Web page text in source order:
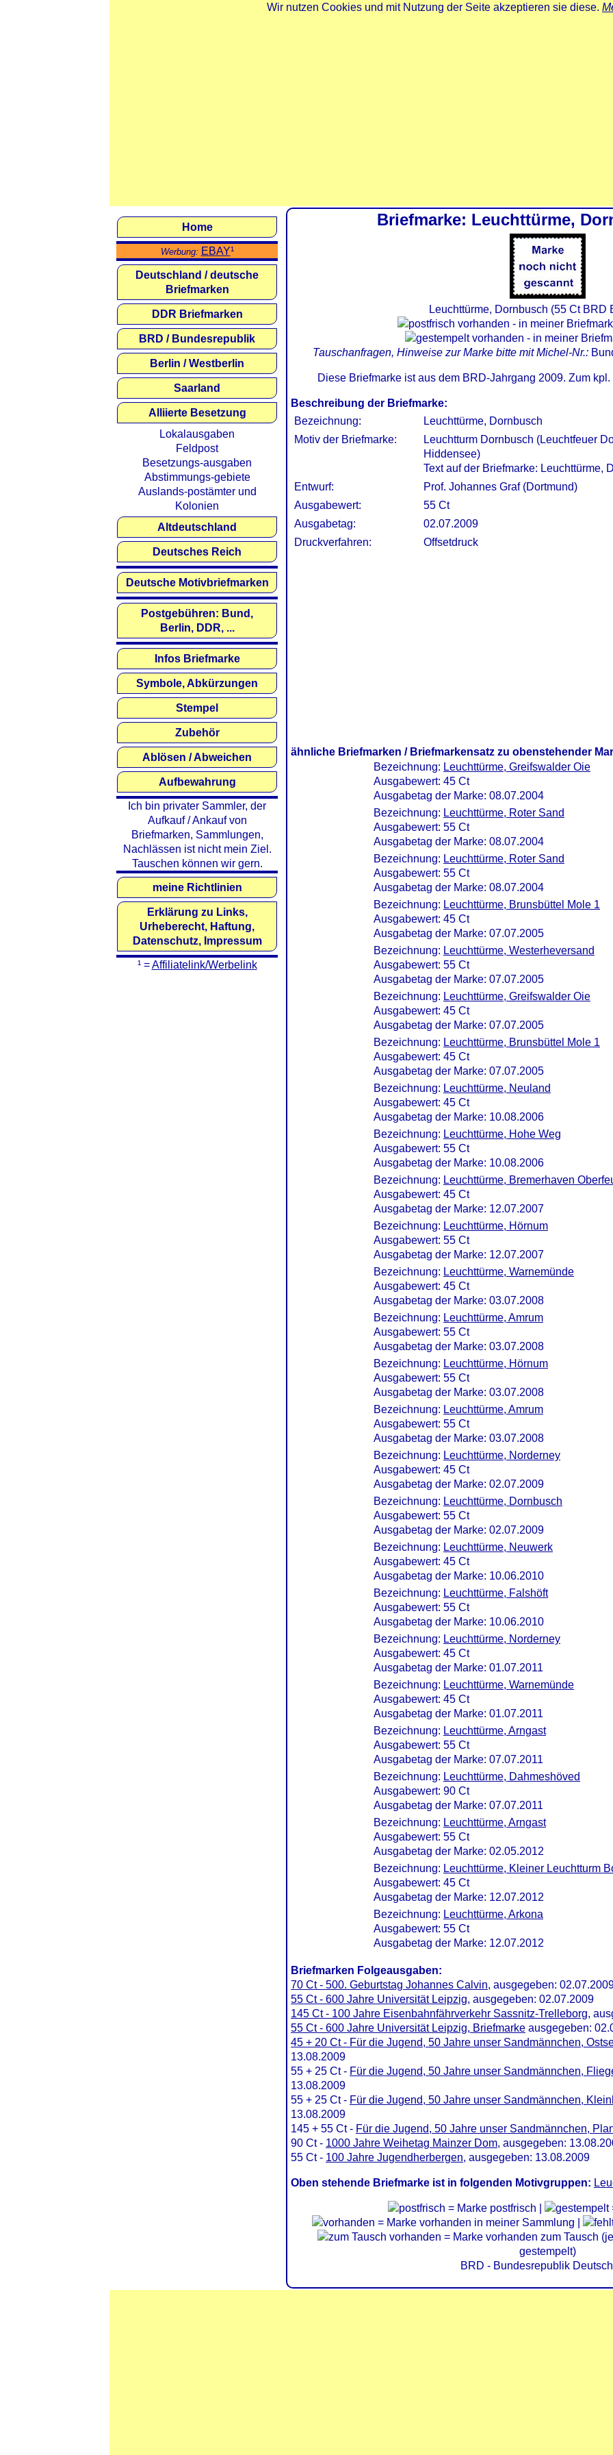
Wir nutzen Cookies und mit Nutzung der Seite akzeptieren sie diese.
Briefmarke: Leuchttürme,
Leuchttürme, Dornbusch (55 Ct BRD
Tauschanfragen, Hinweise zur Marke bitte mit Michel-Nr.:
Diese Briefmarke ist aus dem BRD-Jahrgang 2009. Zum
Beschreibung der Briefmarke:
Bezeichnung:
Leuchttürme, Dornbusch
Motiv der Briefmarke:
Leuchtturm Dornbusch (Leuchtfeuer
Hiddensee)
Text auf der Briefmarke: Leuchttürme,
Entwurf:
Prof. Johannes Graf (Dortmund)
Ausgabewert:
55 Ct
Ausgabetag:
02.07.2009
Druckverfahren:
Offsetdruck
ähnliche Briefmarken / Briefmarkensatz zu obenstehender
Bezeichnung: Leuchttürme, Greifswalder Oie
Ausgabewert: 45 Ct
Ausgabetag der Marke: 08.07.2004
Bezeichnung: Leuchttürme, Roter Sand
Ausgabewert: 55 Ct
Ausgabetag der Marke: 08.07.2004
Bezeichnung: Leuchttürme, Roter Sand
Ausgabewert: 55 Ct
Ausgabetag der Marke: 08.07.2004
Bezeichnung: Leuchttürme, Brunsbüttel Mole 1
Ausgabewert: 45 Ct
Ausgabetag der Marke: 07.07.2005
Bezeichnung: Leuchttürme, Westerheversand
Ausgabewert: 55 Ct
Ausgabetag der Marke: 07.07.2005
Bezeichnung: Leuchttürme, Greifswalder Oie
Ausgabewert: 45 Ct
Ausgabetag der Marke: 07.07.2005
Bezeichnung: Leuchttürme, Brunsbüttel Mole 1
Ausgabewert: 45 Ct
Ausgabetag der Marke: 07.07.2005
Bezeichnung: Leuchttürme, Neuland
Ausgabewert: 45 Ct
Ausgabetag der Marke: 10.08.2006
Bezeichnung: Leuchttürme, Hohe Weg
Ausgabewert: 55 Ct
Ausgabetag der Marke: 10.08.2006
Bezeichnung: Leuchttürme, Bremerhaven
Ausgabewert: 45 Ct
Ausgabetag der Marke: 12.07.2007
Bezeichnung: Leuchttürme, Hörnum
Ausgabewert: 55 Ct
Ausgabetag der Marke: 12.07.2007
Bezeichnung: Leuchttürme, Warnemünde
Ausgabewert: 45 Ct
Ausgabetag der Marke: 03.07.2008
Bezeichnung: Leuchttürme, Amrum
Ausgabewert: 55 Ct
Ausgabetag der Marke: 03.07.2008
Bezeichnung: Leuchttürme, Hörnum
Ausgabewert: 55 Ct
Ausgabetag der Marke: 03.07.2008
Bezeichnung: Leuchttürme, Amrum
Ausgabewert: 55 Ct
Ausgabetag der Marke: 03.07.2008
Bezeichnung: Leuchttürme, Norderney
Ausgabewert: 45 Ct
Ausgabetag der Marke: 02.07.2009
Bezeichnung: Leuchttürme, Dornbusch
Ausgabewert: 55 Ct
Ausgabetag der Marke: 02.07.2009
Bezeichnung: Leuchttürme, Neuwerk
Ausgabewert: 45 Ct
Ausgabetag der Marke: 10.06.2010
Bezeichnung: Leuchttürme, Falshöft
Ausgabewert: 55 Ct
Ausgabetag der Marke: 10.06.2010
Bezeichnung: Leuchttürme, Norderney
Ausgabewert: 45 Ct
Ausgabetag der Marke: 01.07.2011
Bezeichnung: Leuchttürme, Warnemünde
Ausgabewert: 45 Ct
Ausgabetag der Marke: 01.07.2011
Bezeichnung: Leuchttürme, Arngast
Ausgabewert: 55 Ct
Ausgabetag der Marke: 07.07.2011
Bezeichnung: Leuchttürme, Dahmeshöved
Ausgabewert: 90 Ct
Ausgabetag der Marke: 07.07.2011
Bezeichnung: Leuchttürme, Arngast
Ausgabewert: 55 Ct
Ausgabetag der Marke: 02.05.2012
Bezeichnung: Leuchttürme, Kleiner Leuchtturm
Ausgabewert: 45 Ct
Ausgabetag der Marke: 12.07.2012
Bezeichnung: Leuchttürme, Arkona
Ausgabewert: 55 Ct
Ausgabetag der Marke: 12.07.2012
Briefmarken Folgeausgaben:
70 Ct - 500. Geburtstag Johannes Calvin, ausgegeben:
55 Ct - 600 Jahre Universität Leipzig, ausgegeben: 02.07.2009
145 Ct - 100 Jahre Eisenbahnfährverkehr Sassnitz-Trelleborg,
55 Ct - 600 Jahre Universität Leipzig, Briefmarke ausgegeben:
45 + 20 Ct - Für die Jugend, 50 Jahre unser Sandmännchen,
13.08.2009
55 + 25 Ct - Für die Jugend, 50 Jahre unser Sandmännchen,
13.08.2009
55 + 25 Ct - Für die Jugend, 50 Jahre unser Sandmännchen,
13.08.2009
145 + 55 Ct - Für die Jugend, 50 Jahre unser Sandmännchen,
90 Ct - 1000 Jahre Weihetag Mainzer Dom, ausgegeben:
55 Ct - 100 Jahre Jugendherbergen, ausgegeben: 13.08.2009
Oben stehende Briefmarke ist in folgenden Motivgruppen:
= Marke postfrisch |
= Marke vorhanden in meiner Sammlung |
= Marke vorhanden zum Tausch
gestempelt)
BRD - Bundesrepublik
Home
Werbung: EBAY¹
Deutschland / deutsche
Briefmarken
DDR Briefmarken
BRD / Bundesrepublik
Berlin / Westberlin
Saarland
Alliierte Besetzung
Lokalausgaben
Feldpost
Besetzungs-ausgaben
Abstimmungs-gebiete
Auslands-postämter und
Kolonien
Altdeutschland
Deutsches Reich
Deutsche Motivbriefmarken
Postgebühren: Bund,
Berlin, DDR, ...
Infos Briefmarke
Symbole, Abkürzungen
Stempel
Zubehör
Ablösen / Abweichen
Aufbewahrung
Ich bin privater Sammler, der
Aufkauf / Ankauf von
Briefmarken, Sammlungen,
Nachlässen ist nicht mein Ziel.
Tauschen können wir gern.
meine Richtlinien
Erklärung zu Links,
Urheberecht, Haftung,
Datenschutz, Impressum
¹ =Affiliatelink/Werbelink